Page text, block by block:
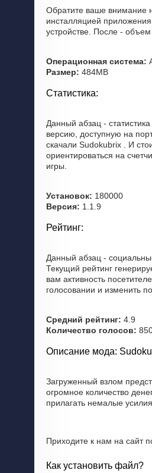
Обратите ваше внимание
инсталляцией
устройстве. После - объем
Операционная система:
Размер: 484MB
Статистика:
Данный абзац -
версию, доступную на
скачали Sudokubrix . И
ориентироваться на
игры.
Установок: 180000
Версия: 1.1.9
Рейтинг:
Данный абзац -
Текущий рейтинг
вам активность
голосовании и изменить
Средний рейтинг: 4.9
Количество голосов:
Описание мода:
Загруженный взлом
огромное количество
прилагать немалые
Приходите к нам на сайт
Как установить файл?